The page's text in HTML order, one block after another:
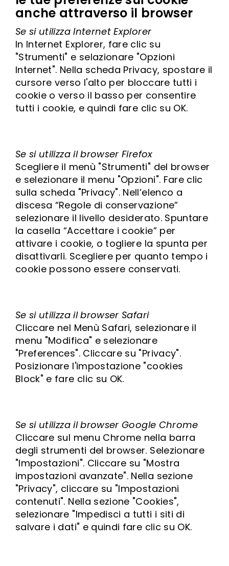
anche attraverso il browser
Se si utilizza Internet Explorer
In Internet Explorer, fare clic su
"Strumenti" e selazionare "Opzioni
Internet". Nella scheda Privacy, spostare il
cursore verso l'alto per bloccare tutti i
cookie o verso il basso per consentire
tutti i cookie, e quindi fare clic su OK.
Se si utilizza il browser Firefox
Scegliere il menù "Strumenti" del browser
e selezionare il menu "Opzioni". Fare clic
sulla scheda "Privacy". Nell’elenco a
discesa “Regole di conservazione”
selezionare il livello desiderato. Spuntare
la casella “Accettare i cookie” per
attivare i cookie, o togliere la spunta per
disattivarli. Scegliere per quanto tempo i
cookie possono essere conservati.
Se si utilizza il browser Safari
Cliccare nel Menù Safari, selezionare il
menu "Modifica" e selezionare
"Preferences". Cliccare su "Privacy".
Posizionare l'impostazione "cookies
Block" e fare clic su OK.
Se si utilizza il browser Google Chrome
Cliccare sul menu Chrome nella barra
degli strumenti del browser. Selezionare
"Impostazioni". Cliccare su "Mostra
impostazioni avanzate". Nella sezione
"Privacy", cliccare su "Impostazioni
contenuti". Nella sezione "Cookies",
selezionare "Impedisci a tutti i siti di
salvare i dati" e quindi fare clic su OK.